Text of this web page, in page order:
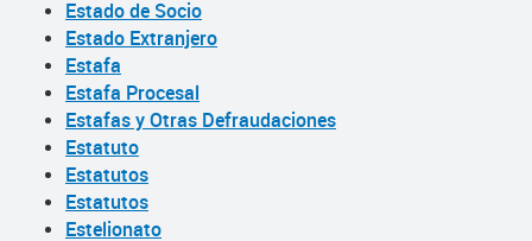
Estado de Socio
Estado Extranjero
Estafa
Estafa Procesal
Estafas y Otras Defraudaciones
Estatuto
Estatutos
Estatutos
Estelionato